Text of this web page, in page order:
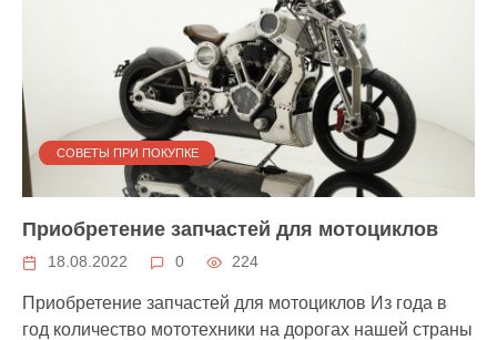
СОВЕТЫ ПРИ ПОКУПКЕ
Приобретение запчастей для мотоциклов
18.08.2022 0 224
Приобретение запчастей для мотоциклов Из года в
год количество мототехники на дорогах нашей страны